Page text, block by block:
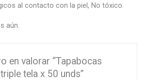
al contacto con la piel, No tóxico.
aún.
en valorar “Tapabocas
tela x 50 unds”